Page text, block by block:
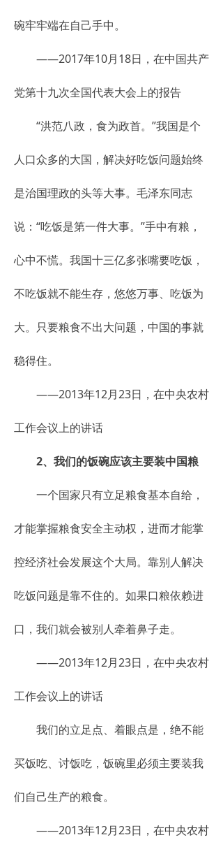
碗牢牢端在自己手中。
——2017年10月18日，在中国共产
党第十九次全国代表大会上的报告
“洪范八政，食为政首。”我国是个
人口众多的大国，解决好吃饭问题始终
是治国理政的头等大事。毛泽东同志
说：“吃饭是第一件大事。”手中有粮，
心中不慌。我国十三亿多张嘴要吃饭，
不吃饭就不能生存，悠悠万事、吃饭为
大。只要粮食不出大问题，中国的事就
稳得住。
——2013年12月23日，在中央农村
工作会议上的讲话
2、我们的饭碗应该主要装中国粮
一个国家只有立足粮食基本自给，
才能掌握粮食安全主动权，进而才能掌
控经济社会发展这个大局。靠别人解决
吃饭问题是靠不住的。如果口粮依赖进
口，我们就会被别人牵着鼻子走。
——2013年12月23日，在中央农村
工作会议上的讲话
我们的立足点、着眼点是，绝不能
买饭吃、讨饭吃，饭碗里必须主要装我
们自己生产的粮食。
——2013年12月23日，在中央农村